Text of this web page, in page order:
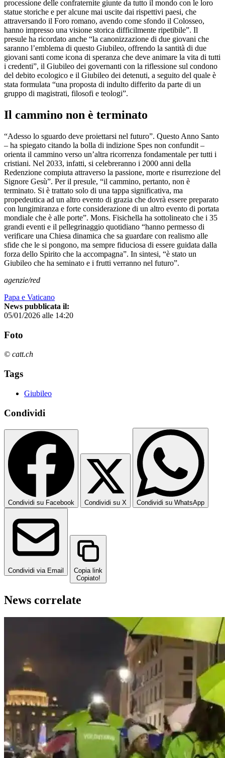
processione delle confraternite giunte da tutto il mondo con le loro
statue storiche e per alcune mai uscite dai rispettivi paesi, che
attraversando il Foro romano, avendo come sfondo il Colosseo,
hanno impresso una visione storica difficilmente ripetibile”. Il
presule ha ricordato anche “la canonizzazione di due giovani che
saranno l’emblema di questo Giubileo, offrendo la santità di due
giovani santi come icona di speranza che deve animare la vita di tutti
i credenti”, il Giubileo dei governanti con la riflessione sul condono
del debito ecologico e il Giubileo dei detenuti, a seguito del quale è
stata formulata “una proposta di indulto differito da parte di un
gruppo di magistrati, filosofi e teologi”.
Il cammino non è terminato
“Adesso lo sguardo deve proiettarsi nel futuro”. Questo Anno Santo
– ha spiegato citando la bolla di indizione Spes non confundit –
orienta il cammino verso un’altra ricorrenza fondamentale per tutti i
cristiani. Nel 2033, infatti, si celebreranno i 2000 anni della
Redenzione compiuta attraverso la passione, morte e risurrezione del
Signore Gesù”. Per il presule, “il cammino, pertanto, non è
terminato. Si è trattato solo di una tappa significativa, ma
propedeutica ad un altro evento di grazia che dovrà essere preparato
con lungimiranza e forte considerazione di un altro evento di portata
mondiale che è alle porte”. Mons. Fisichella ha sottolineato che i 35
grandi eventi e il pellegrinaggio quotidiano “hanno permesso di
verificare una Chiesa dinamica che sa guardare con realismo alle
sfide che le si pongono, ma sempre fiduciosa di essere guidata dalla
forza dello Spirito che la accompagna”. In sintesi, “è stato un
Giubileo che ha seminato e i frutti verranno nel futuro”.
agenzie/red
Papa e Vaticano
News pubblicata il:
05/01/2026 alle 14:20
Foto
© catt.ch
Tags
Giubileo
Condividi
Condividi su Facebook Condividi su X Condividi su WhatsApp
Condividi via Email
Copia link
Copiato!
News correlate